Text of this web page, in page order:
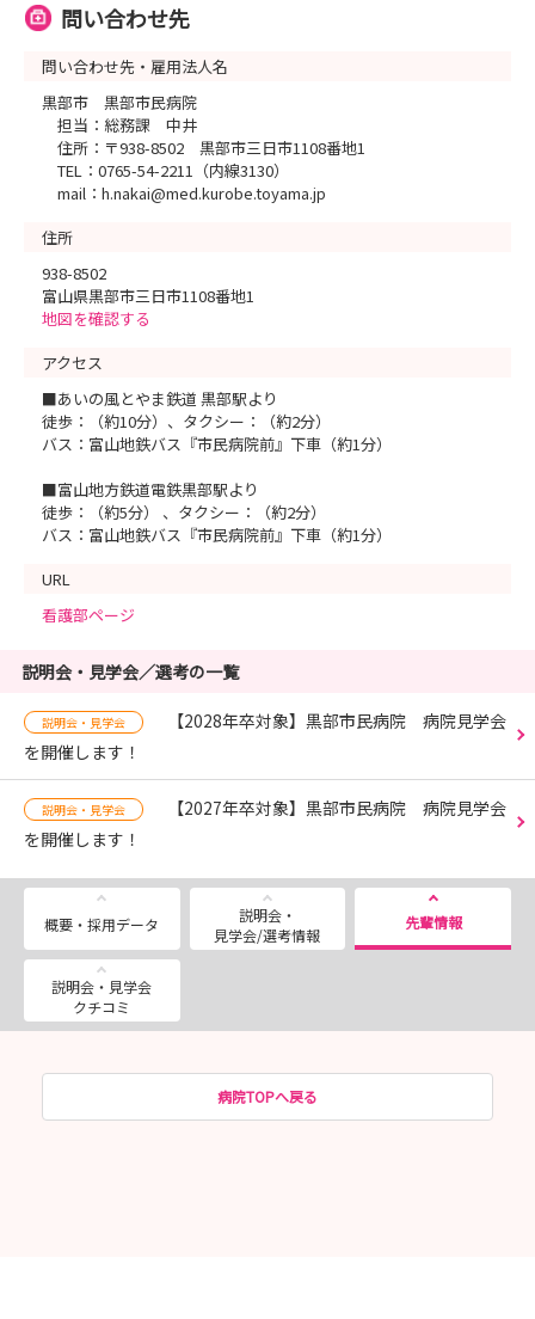
問い合わせ先
問い合わせ先・雇用法人名
黒部市 黒部市民病院
担当：総務課 中井
住所：〒938-8502 黒部市三日市1108番地1
TEL：0765-54-2211（内線3130）
mail：h.nakai@med.kurobe.toyama.jp
住所
938-8502
富山県黒部市三日市1108番地1
地図を確認する
アクセス
■あいの風とやま鉄道 黒部駅より
徒歩：（約10分）、タクシー：（約2分）
バス：富山地鉄バス『市民病院前』下車（約1分）
■富山地方鉄道電鉄黒部駅より
徒歩：（約5分） 、タクシー：（約2分）
バス：富山地鉄バス『市民病院前』下車（約1分）
URL
看護部ページ
説明会・見学会／選考の一覧
説明会・見学会
【2028年卒対象】黒部市民病院 病院見学会
を開催します！
説明会・見学会
【2027年卒対象】黒部市民病院 病院見学会
を開催します！
概要・採用データ
説明会・
見学会/選考情報
先輩情報
説明会・見学会
クチコミ
病院TOPへ戻る